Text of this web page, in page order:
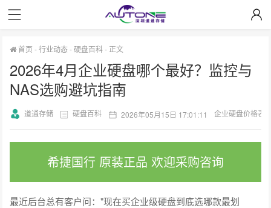
首页 -行业动态-硬盘百科- 正文
2026年4月企业硬盘哪个最好？监控与
NAS选购避坑指南
道通存储 硬盘百科 2026年05月15日 17:01:11 企业硬盘价格表
希捷国行 原装正品 欢迎采购咨询
最近后台总有客户问："现在买企业级硬盘到底选哪款最划